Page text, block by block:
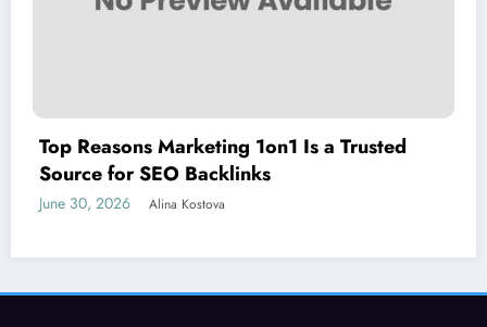
Top Reasons Marketing 1on1 Is a Trusted
Source for SEO Backlinks
June 30, 2026 Alina Kostova